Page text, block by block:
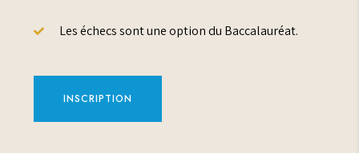
 Les échecs sont une option du Baccalauréat.
INSCRIPTION